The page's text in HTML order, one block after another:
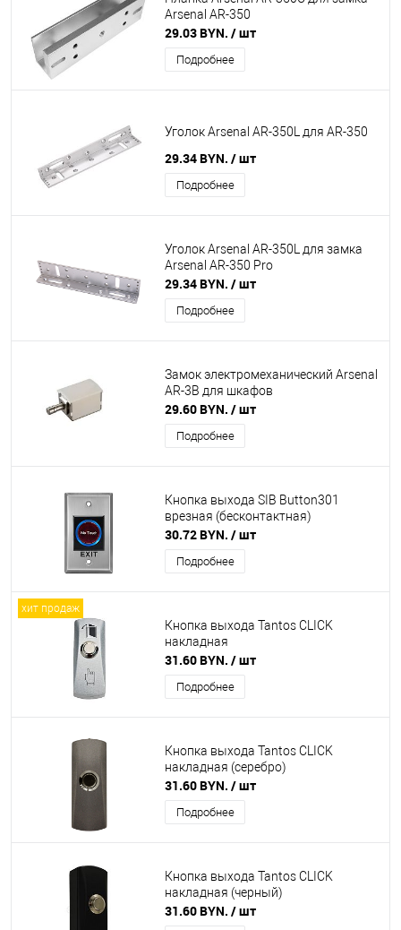
Arsenal AR-350
29.03 BYN. / шт
Подробнее
Уголок Arsenal AR-350L для AR-350
29.34 BYN. / шт
Подробнее
Уголок Arsenal AR-350L для замка
Arsenal AR-350 Pro
29.34 BYN. / шт
Подробнее
Замок электромеханический Arsenal
AR-3B для шкафов
29.60 BYN. / шт
Подробнее
Кнопка выхода SIB Button301
врезная (бесконтактная)
30.72 BYN. / шт
Подробнее
хит продаж
Кнопка выхода Tantos CLICK
накладная
31.60 BYN. / шт
Подробнее
Кнопка выхода Tantos CLICK
накладная (серебро)
31.60 BYN. / шт
Подробнее
Кнопка выхода Tantos CLICK
накладная (черный)
31.60 BYN. / шт